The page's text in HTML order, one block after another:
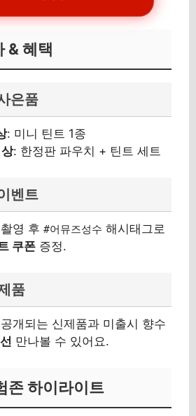
& 혜택
은품
: 미니 틴트 1종
: 한정판 파우치 + 틴트 세트
벤트
영 후 #어뮤즈성수 해시태그로
쿠폰 증정.
품
개되는 신제품과 미출시 향수
만나볼 수 있어요.
존 하이라이트